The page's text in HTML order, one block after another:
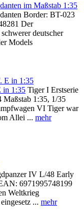
im Maßstab 1:35
Border: BT-023
Der
deutscher
Models
in 1:35 Tiger I Erstserie
1:35, 1/35
VI Tiger war
Allei ... mehr
IV L/48 Early
6971995748199
Weltkrieg
... mehr